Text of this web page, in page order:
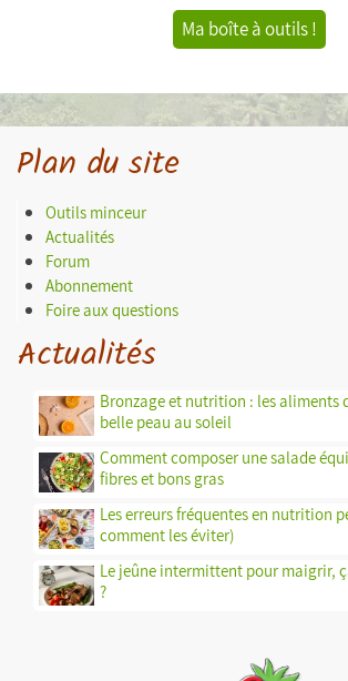
Ma boîte à outils !
Plan du site
Outils minceur
Actualités
Forum
Abonnement
Foire aux questions
Actualités
Bronzage et nutrition : les aliments
belle peau au soleil
Comment composer une salade
fibres et bons gras
Les erreurs fréquentes en nutrition
comment les éviter)
Le jeûne intermittent pour maigrir,
?